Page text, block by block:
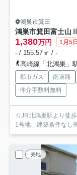
鴻巣市箕田
鴻巣市箕田富士山
1,380万円 1月5
- / 155.57㎡ / -
高崎線「北鴻巣」
都市ガス 南道路
仲介手数料無料
☆JR北鴻巣駅より徒
1号地、建築条件なし
売地